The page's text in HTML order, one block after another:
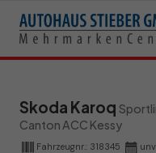
Skoda Karoq
Canton ACC Kessy
Fahrzeugnr.: 318345